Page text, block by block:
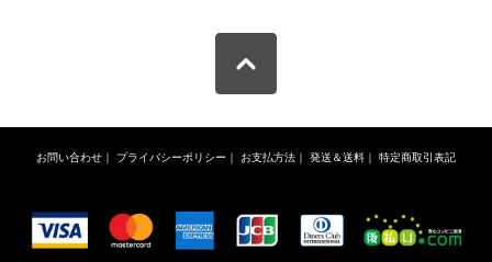
お問い合わせ プライバシーポリシー お支払方法 発送＆送料 特定商取引表記